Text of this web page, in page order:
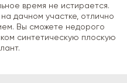
время не истирается.
дачном участке, отлично
Вы сможете недорого
синтетическую плоскую